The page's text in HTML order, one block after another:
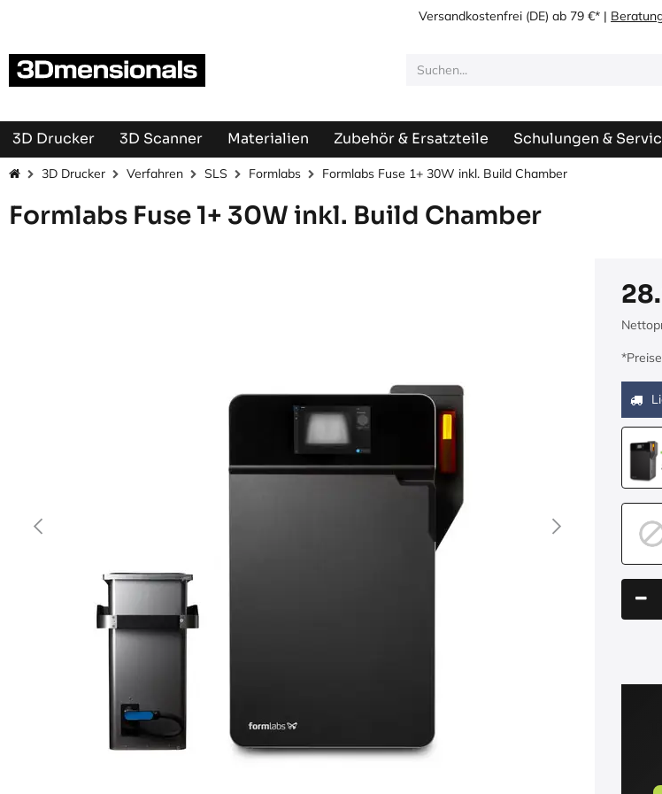
Versandkostenfrei (DE) ab 79 €* |
3D Drucker 3D Scanner Materialien Zubehör & Ersatzteile Schulungen &
3D Drucker Verfahren SLS Formlabs Formlabs Fuse 1+ 30W inkl. Build Chamber
Formlabs Fuse 1+ 30W inkl. Build Chamber